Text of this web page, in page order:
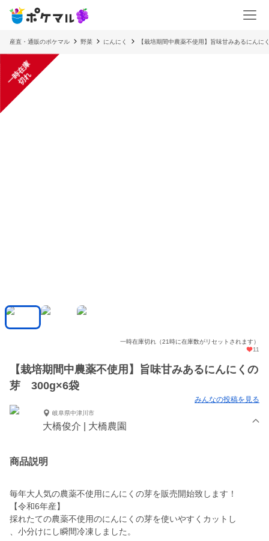
産直・通販のポケマル 野菜 にんにく 【栽培期間中農薬不使用】旨味甘みあるにん
一
時
在
庫
切
れ
一時在庫切れ（21時に在庫数がリセットされます）
11
【栽培期間中農薬不使用】旨味甘みあるにんにくの
芽 300g×6袋
みんなの投稿を見る
岐阜県中津川市
大橋俊介 | 大橋農園
商品説明
毎年大人気の農薬不使用にんにくの芽を販売開始致します！
【令和6年産】
採れたての農薬不使用のにんにくの芽を使いやすくカットし
、小分けにし瞬間冷凍しました。